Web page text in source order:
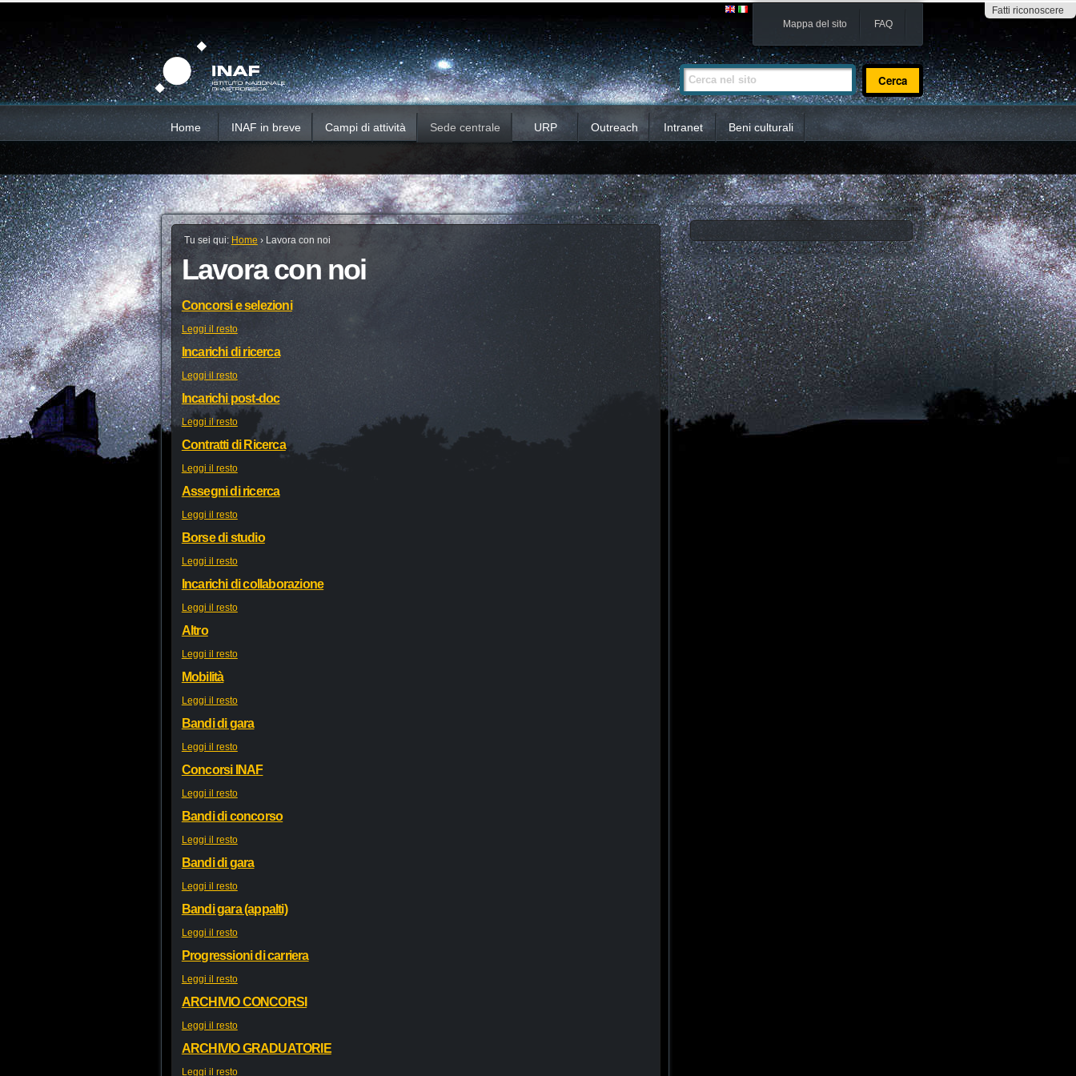
Fatti riconoscere
contenuti.
Salta
alla
navigazione
Mappa del sito FAQ
Cerca nel sito
Ricerca
avanzata…
Home INAF in breve Campi di attività Sede centrale URP Outreach Intranet Beni culturali
Tu sei qui: Home › Lavora con noi
Lavora con noi
Concorsi e selezioni
Leggi il resto
Incarichi di ricerca
Leggi il resto
Incarichi post-doc
Leggi il resto
Contratti di Ricerca
Leggi il resto
Assegni di ricerca
Leggi il resto
Borse di studio
Leggi il resto
Incarichi di collaborazione
Leggi il resto
Altro
Leggi il resto
Mobilità
Leggi il resto
Bandi di gara
Leggi il resto
Concorsi INAF
Leggi il resto
Bandi di concorso
Leggi il resto
Bandi di gara
Leggi il resto
Bandi gara (appalti)
Leggi il resto
Progressioni di carriera
Leggi il resto
ARCHIVIO CONCORSI
Leggi il resto
ARCHIVIO GRADUATORIE
Leggi il resto